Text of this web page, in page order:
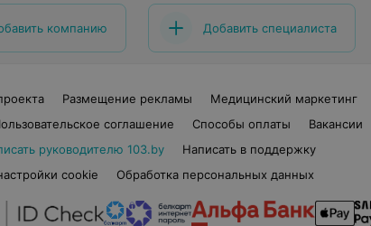
компанию Добавить специалиста
Размещение рекламы
Медицинский маркетинг
соглашение Способы оплаты
Вакансии
руководителю 103.by
Написать в поддержку
cookie
Обработка персональных данных